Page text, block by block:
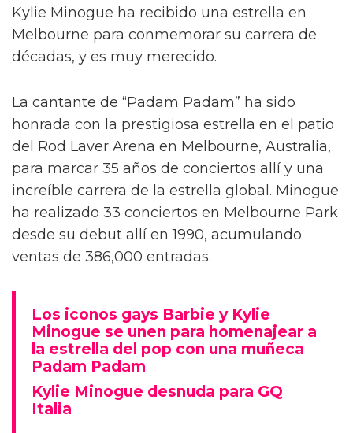
Kylie Minogue ha recibido una estrella en
Melbourne para conmemorar su carrera de
décadas, y es muy merecido.
La cantante de “Padam Padam” ha sido
honrada con la prestigiosa estrella en el patio
del Rod Laver Arena en Melbourne, Australia,
para marcar 35 años de conciertos allí y una
increíble carrera de la estrella global. Minogue
ha realizado 33 conciertos en Melbourne Park
desde su debut allí en 1990, acumulando
ventas de 386,000 entradas.
Los iconos gays Barbie y Kylie
Minogue se unen para homenajear a
la estrella del pop con una muñeca
Padam Padam
Kylie Minogue desnuda para GQ
Italia